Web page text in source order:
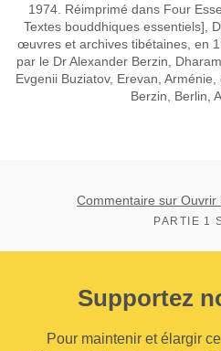
1974. Réimprimé dans Four
Textes bouddhiques essentiels],
œuvres et archives tibétaines, en
par le Dr Alexander Berzin,
Evgenii Buziatov, Erevan,
Berzin, Berlin,
Commentaire sur Ouvrir
PARTIE 1
Supportez
Pour maintenir et élargir